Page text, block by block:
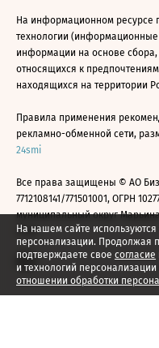
На нашем сайте
персонализации. Продолжая
подтверждаете свое согласие
и технологий персонализации
отношении обработки
На информационном ресурсе
технологии (информационные
информации на основе
относящихся к
находящихся на территории
Правила применения
рекламно-обменной сети,
24smi
Все права защищены © АО
7712108141/771501001, ОГРН
муниципальный округ
2026